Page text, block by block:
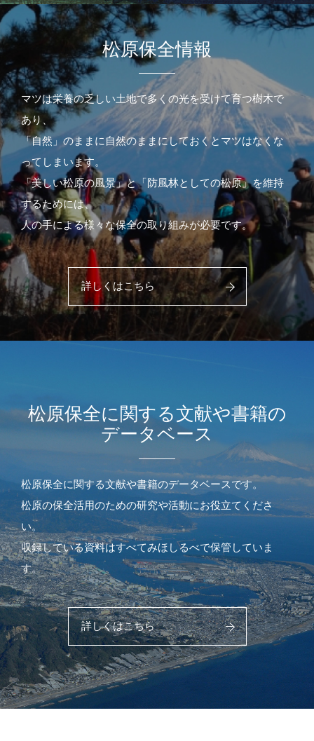
松原保全情報
マツは栄養の乏しい土地で多くの光を受けて育つ樹木で
あり、
「自然」のままに自然のままにしておくとマツはなくな
ってしまいます。
「美しい松原の風景」と「防風林としての松原」を維持
するためには、
人の手による様々な保全の取り組みが必要です。
詳しくはこちら
松原保全に関する文献や書籍の
データベース
松原保全に関する文献や書籍のデータベースです。
松原の保全活用のための研究や活動にお役立てくださ
い。
収録している資料はすべてみほしるべで保管していま
す。
詳しくはこちら